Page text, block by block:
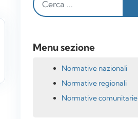
Menu sezione
Normative nazionali
Normative regionali
Normative comunitarie